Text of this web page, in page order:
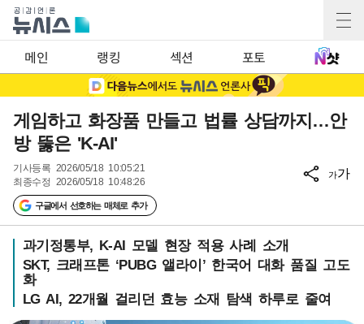
메인 랭킹 섹션 포토
게임하고 화장품 만들고 법률 상담까지…안
방 뚫은 'K-AI'
기사등록 2026/05/18 10:05:21
최종수정 2026/05/18 10:48:26
구글에서 선호하는 매체로 추가
가가
과기정통부, K-AI 모델 현장 적용 사례 소개
SKT, 크래프톤 ‘PUBG 앨라이’ 한국어 대화 품질 고도
화
LG AI, 22개월 걸리던 효능 소재 탐색 하루로 줄여